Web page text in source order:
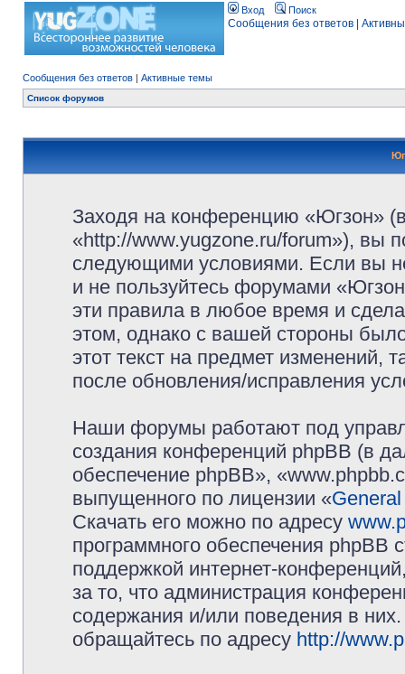
Вход Поиск
Сообщения без ответов
Сообщения без ответов | Активные темы
Список форумов
Заходя на конференцию «Югзон»
«http://www.yugzone.ru/forum»), вы
следующими условиями. Если вы
и не пользуйтесь форумами
эти правила в любое время и
этом, однако с вашей стороны
этот текст на предмет изменений,
после обновления/исправления
Наши форумы работают под
создания конференций phpBB (в
обеспечение phpBB»,
выпущенного по лицензии «
Скачать его можно по адресу
программного обеспечения phpBB
поддержкой интернет-
за то, что администрация
содержания и/или поведения в
обращайтесь по адресу http://